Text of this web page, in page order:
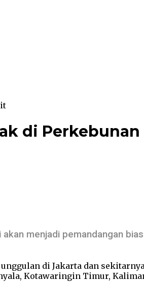
di Perkebunan
menjadi pemandangan
di Jakarta dan
Kotawaringin Timur,